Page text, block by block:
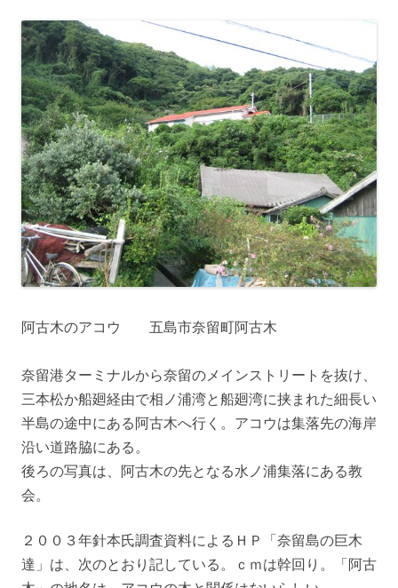
阿古木のアコウ 五島市奈留町阿古木
奈留港ターミナルから奈留のメインストリートを抜け、
三本松か船廻経由で相ノ浦湾と船廻湾に挟まれた細長い
半島の途中にある阿古木へ行く。アコウは集落先の海岸
沿い道路脇にある。
後ろの写真は、阿古木の先となる水ノ浦集落にある教
会。
２００３年針本氏調査資料によるＨＰ「奈留島の巨木
達」は、次のとおり記している。ｃｍは幹回り。「阿古